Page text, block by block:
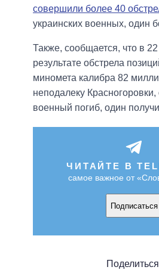
совершили более 40
украинских военных, один
Также, сообщается, что в 22
результате обстрела
миномета калибра 82
неподалеку Красногоровки,
военный погиб, один
ЧИТАЙТЕ В
самое важное от
Подписаться